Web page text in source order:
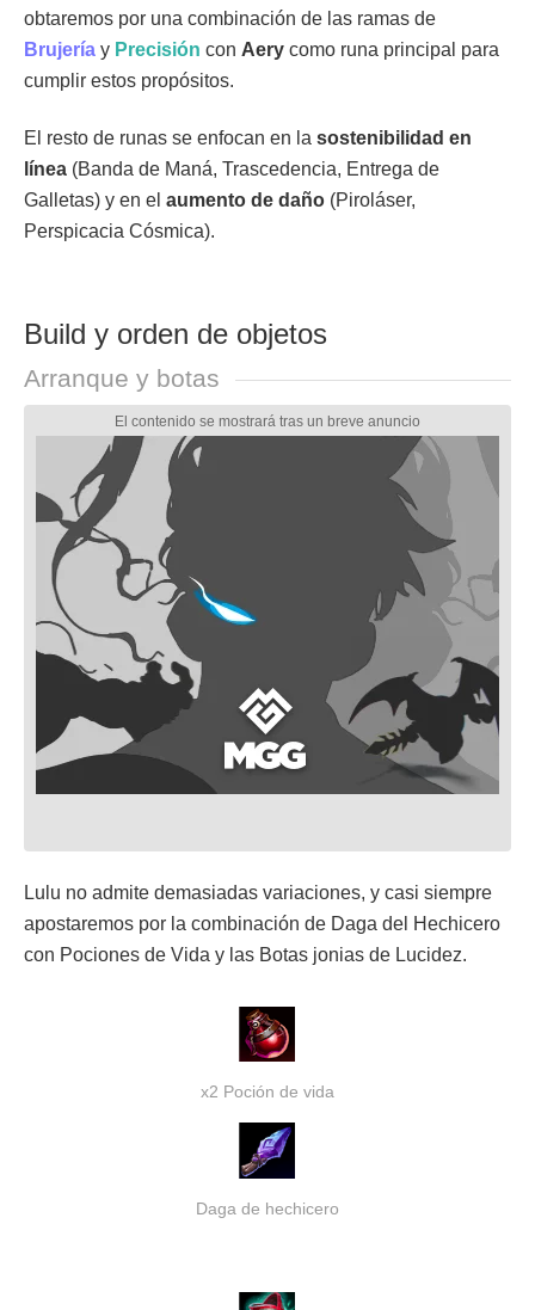
obtaremos por una combinación de las ramas de
Brujería y Precisión con Aery como runa principal para
cumplir estos propósitos.
El resto de runas se enfocan en la sostenibilidad en
línea (Banda de Maná, Trascedencia, Entrega de
Galletas) y en el aumento de daño (Piroláser,
Perspicacia Cósmica).
Build y orden de objetos
Arranque y botas
Lulu no admite demasiadas variaciones, y casi siempre
apostaremos por la combinación de Daga del Hechicero
con Pociones de Vida y las Botas jonias de Lucidez.
x2 Poción de vida
Daga de hechicero